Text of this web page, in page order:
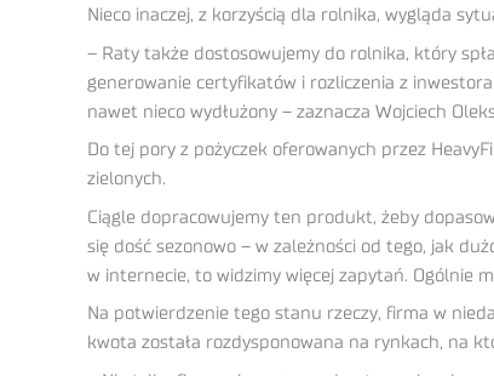
Nieco inaczej, z korzyścią dla rolnika, wygląda
– Raty także dostosowujemy do rolnika, który
generowanie certyfikatów i rozliczenia z
nawet nieco wydłużony – zaznacza Wojciech
Do tej pory z pożyczek oferowanych przez
zielonych.
Ciągle dopracowujemy ten produkt, żeby
się dość sezonowo – w zależności od tego, jak
w internecie, to widzimy więcej zapytań. Ogólnie
Na potwierdzenie tego stanu rzeczy, firma w
kwota została rozdysponowana na rynkach, na